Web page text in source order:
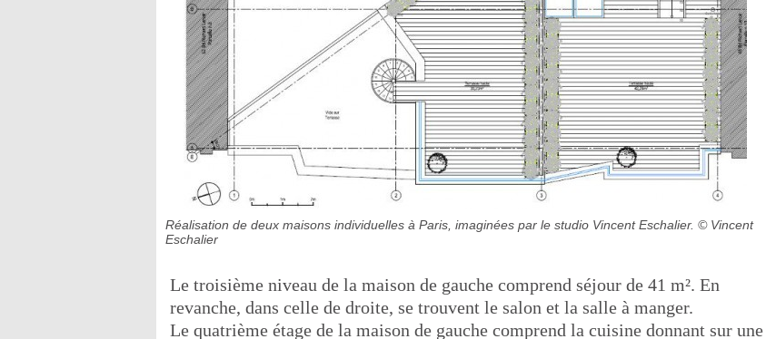
Réalisation de deux maisons individuelles à Paris, imaginées par le studio Vincent Eschalier. © Vincent
Eschalier
Le troisième niveau de la maison de gauche comprend séjour de 41 m². En
revanche, dans celle de droite, se trouvent le salon et la salle à manger.
Le quatrième étage de la maison de gauche comprend la cuisine donnant sur une